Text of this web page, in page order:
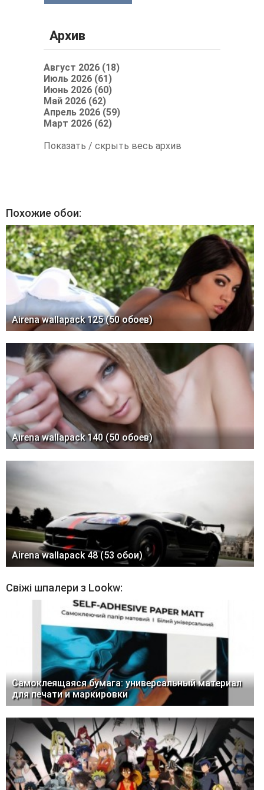
Архив
Август 2026 (18)
Июль 2026 (61)
Июнь 2026 (60)
Май 2026 (62)
Апрель 2026 (59)
Март 2026 (62)
Показать / скрыть весь архив
Похожие обои:
Airena wallapack 125 (50 обоев)
Airena wallapack 140 (50 обоев)
Airena wallapack 48 (53 обои)
Свіжі шпалери з Lookw:
Самоклеящаяся бумага: универсальный материал
для печати и маркировки